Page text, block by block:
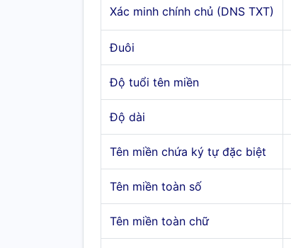
Xác minh chính chủ (DNS TXT)
Đuôi
Độ tuổi tên miền
Độ dài
Tên miền chứa ký tự đặc biệt
Tên miền toàn số
Tên miền toàn chữ